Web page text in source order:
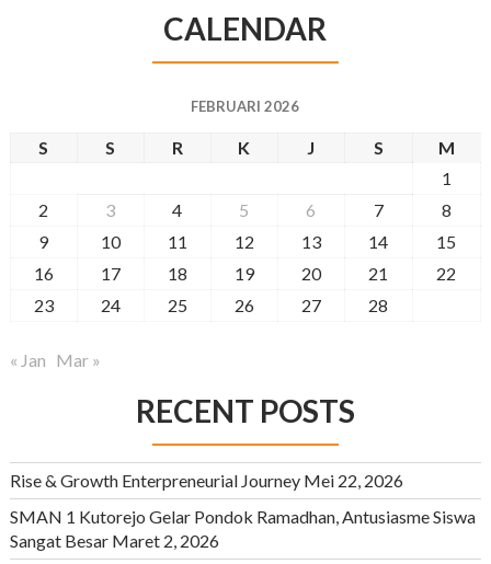
CALENDAR
FEBRUARI 2026
S S R K J S
M
1
2
3 4 5 6 7
8
9
10 11 12 13 14
15
16
17 18 19 20 21
22
23
24 25 26 27 28
« Jan Mar »
RECENT POSTS
Rise & Growth Enterpreneurial Journey Mei 22, 2026
SMAN 1 Kutorejo Gelar Pondok Ramadhan, Antusiasme Siswa
Sangat Besar Maret 2, 2026